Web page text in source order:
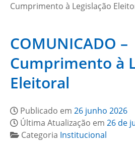
Cumprimento à Legislação
COMUNICADO –
Cumprimento à
Eleitoral
Publicado em 26 junho 2026
Última Atualização em 26 de
Categoria Institucional